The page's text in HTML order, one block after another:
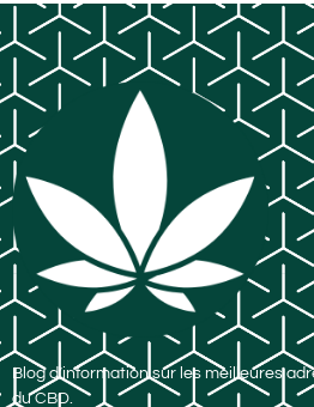
Blog d’information sur les meilleures
du CBD.